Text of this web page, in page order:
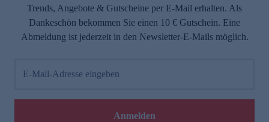
Trends, Angebote & Gutscheine per E-Mail erhalten. Als
Dankeschön bekommen Sie einen 10 € Gutschein. Eine
Abmeldung ist jederzeit in den Newsletter-E-Mails möglich.
E-Mail-Adresse eingeben
Anmelden